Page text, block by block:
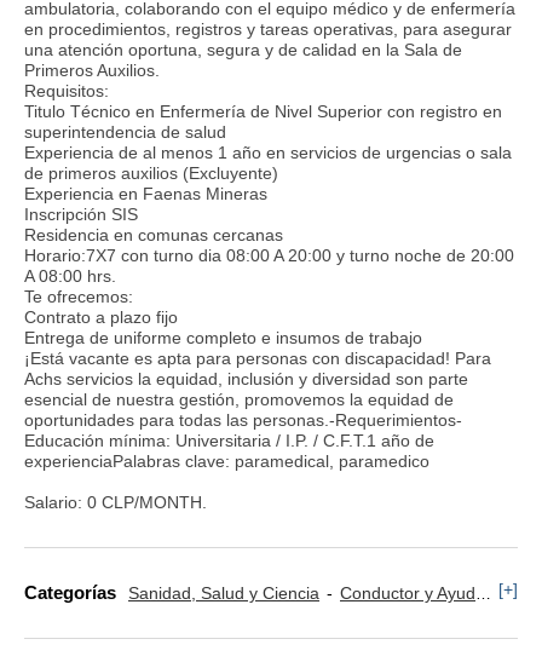
ambulatoria, colaborando con el equipo médico y de enfermería
en procedimientos, registros y tareas operativas, para asegurar
una atención oportuna, segura y de calidad en la Sala de
Primeros Auxilios.
Requisitos:
Titulo Técnico en Enfermería de Nivel Superior con registro en
superintendencia de salud
Experiencia de al menos 1 año en servicios de urgencias o sala
de primeros auxilios (Excluyente)
Experiencia en Faenas Mineras
Inscripción SIS
Residencia en comunas cercanas
Horario:7X7 con turno dia 08:00 A 20:00 y turno noche de 20:00
A 08:00 hrs.
Te ofrecemos:
Contrato a plazo fijo
Entrega de uniforme completo e insumos de trabajo
¡Está vacante es apta para personas con discapacidad! Para
Achs servicios la equidad, inclusión y diversidad son parte
esencial de nuestra gestión, promovemos la equidad de
oportunidades para todas las personas.-Requerimientos-
Educación mínima: Universitaria / I.P. / C.F.T.1 año de
experienciaPalabras clave: paramedical, paramedico
Salario: 0 CLP/MONTH.
Categorías Sanidad, Salud y Ciencia Conductor y Ayudante Ambulancia [+]